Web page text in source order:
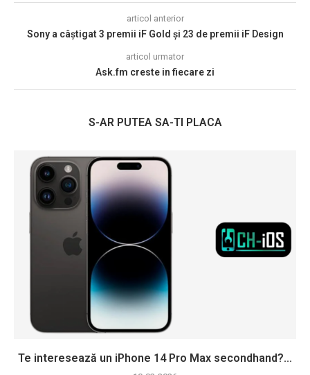
articol anterior
Sony a câștigat 3 premii iF Gold și 23 de premii iF Design
articol urmator
Ask.fm creste in fiecare zi
S-AR PUTEA SA-TI PLACA
Te interesează un iPhone 14 Pro Max secondhand?...